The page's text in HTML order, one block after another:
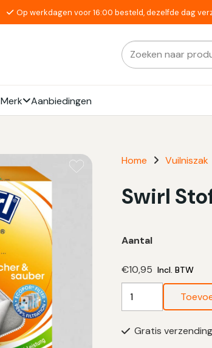
Op werkdagen voor 16:00 besteld, dezelfde dag
Zoeken
naar:
Als de resultaten
Merk Aanbiedingen
Home Vuilniszak
Swirl
Aantal
€10,95 Incl. BTW
Stofzuigerzakken
-
Gratis